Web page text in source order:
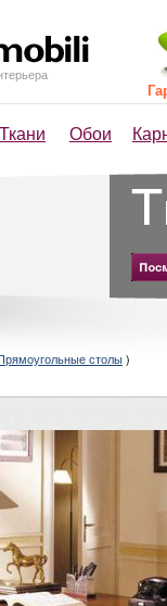
Ткани Обои
столы)